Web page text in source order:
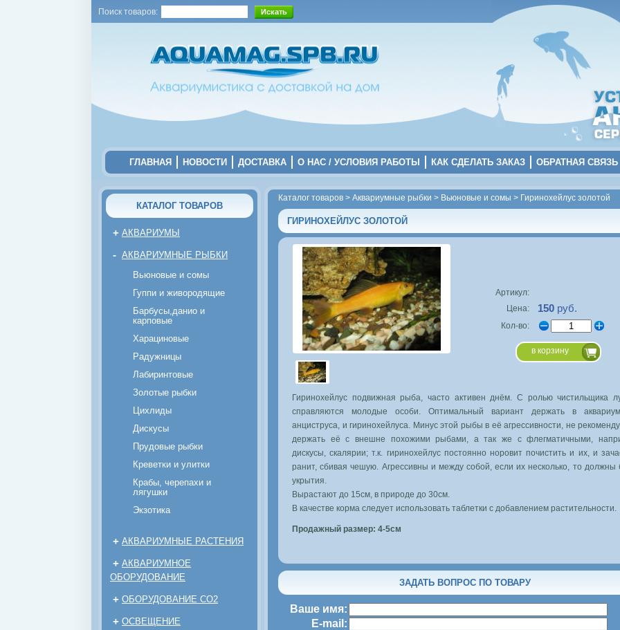
Поиск товаров:
ГЛАВНАЯ НОВОСТИ ДОСТАВКА О НАС / УСЛОВИЯ РАБОТЫ КАК СДЕЛАТЬ ЗАКАЗ ОБРАТНАЯ СВЯЗЬ
КАТАЛОГ ТОВАРОВ
+ АКВАРИУМЫ
- АКВАРИУМНЫЕ РЫБКИ
Вьюновые и сомы
Гуппи и живородящие
Барбусы,данио и
карповые
Харациновые
Радужницы
Лабиринтовые
Золотые рыбки
Цихлиды
Дискусы
Прудовые рыбки
Креветки и улитки
Крабы, черепахи и
лягушки
Экзотика
+ АКВАРИУМНЫЕ РАСТЕНИЯ
+ АКВАРИУМНОЕ
ОБОРУДОВАНИЕ
+ ОБОРУДОВАНИЕ CO2
+ ОСВЕЩЕНИЕ
Каталог товаров > Аквариумные рыбки > Вьюновые и сомы > Гиринохейлус золотой
ГИРИНОХЕЙЛУС ЗОЛОТОЙ
Артикул:
Цена:
150 руб.
Кол-во:
в корзину
Гиринохейлус подвижная рыба, часто активен днём. С ролью чистильщика
справляются молодые особи. Оптимальный вариант держать в
анциструса, и гиринохейлуса. Минус этой рыбы в её агрессивности, не
держать её с внешне похожими рыбами, а так же с флегматичными,
дискусы, скалярии; т.к. гиринохейлус постоянно норовит почистить и их, и
ранит, сбивая чешую. Агрессивны и между собой, если их несколько, то должны
укрытия.
Вырастают до 15см, в природе до 30см.
В качестве корма следует использовать таблетки с добавлением растительности.
Продажный размер: 4-5см
ЗАДАТЬ ВОПРОС ПО ТОВАРУ
Ваше имя:
E-mail: